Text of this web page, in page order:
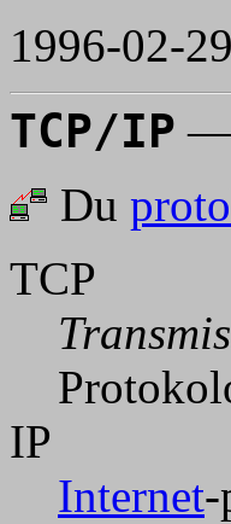
1996-02-29
TCP/IP
Du
TCP
IP
Internet-